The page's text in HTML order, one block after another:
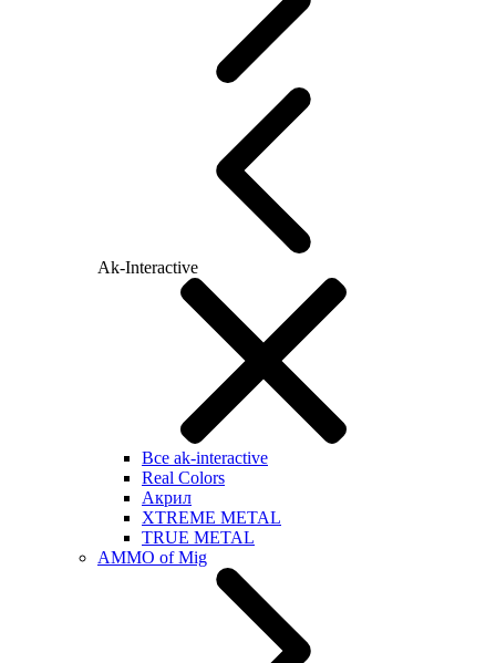
Ak-Interactive
Все ak-interactive
Real Colors
Акрил
XTREME METAL
TRUE METAL
AMMO of Mig